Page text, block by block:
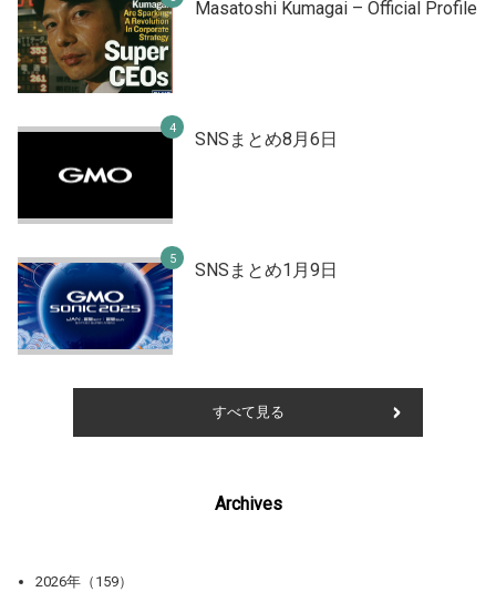
Masatoshi Kumagai – Official Profile
SNSまとめ8月6日
SNSまとめ1月9日
すべて見る
Archives
2026年（159）